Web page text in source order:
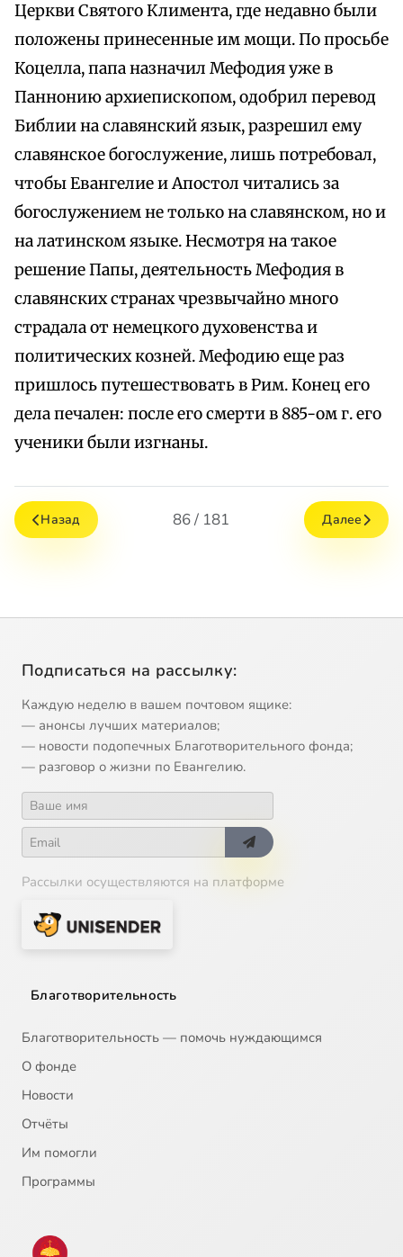
Церкви Святого Климента, где недавно были
положены принесенные им мощи. По просьбе
Коцелла, папа назначил Мефодия уже в
Паннонию архиепископом, одобрил перевод
Библии на славянский язык, разрешил ему
славянское богослужение, лишь потребовал,
чтобы Евангелие и Апостол читались за
богослужением не только на славянском, но и
на латинском языке. Несмотря на такое
решение Папы, деятельность Мефодия в
славянских странах чрезвычайно много
страдала от немецкого духовенства и
политических козней. Мефодию еще раз
пришлось путешествовать в Рим. Конец его
дела печален: после его смерти в 885-ом г. его
ученики были изгнаны.
Назад 86 / 181 Далее
Подписаться на рассылку:
Каждую неделю в вашем почтовом ящике:
— анонсы лучших материалов;
— новости подопечных Благотворительного фонда;
— разговор о жизни по Евангелию.
Рассылки осуществляются на платформе
Благотворительность
Благотворительность — помочь нуждающимся
О фонде
Новости
Отчёты
Им помогли
Программы